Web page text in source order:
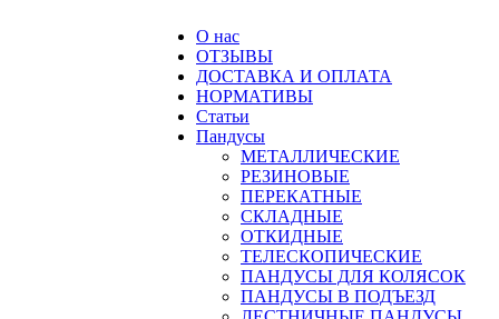
О нас
ОТЗЫВЫ
ДОСТАВКА И ОПЛАТА
НОРМАТИВЫ
Статьи
Пандусы
МЕТАЛЛИЧЕСКИЕ
РЕЗИНОВЫЕ
ПЕРЕКАТНЫЕ
СКЛАДНЫЕ
ОТКИДНЫЕ
ТЕЛЕСКОПИЧЕСКИЕ
ПАНДУСЫ ДЛЯ КОЛЯСОК
ПАНДУСЫ В ПОДЪЕЗД